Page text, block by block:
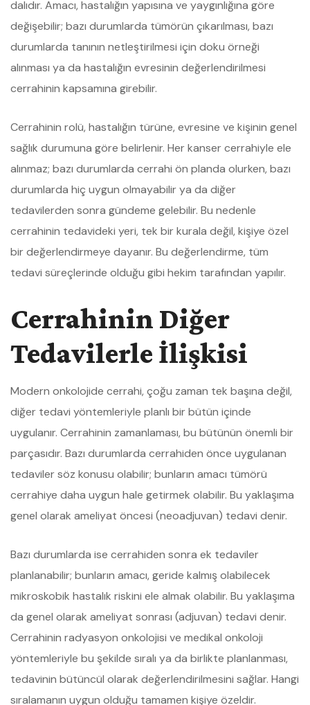
dalıdır. Amacı, hastalığın yapısına ve yaygınlığına göre
değişebilir; bazı durumlarda tümörün çıkarılması, bazı
durumlarda tanının netleştirilmesi için doku örneği
alınması ya da hastalığın evresinin değerlendirilmesi
cerrahinin kapsamına girebilir.
Cerrahinin rolü, hastalığın türüne, evresine ve kişinin genel
sağlık durumuna göre belirlenir. Her kanser cerrahiyle ele
alınmaz; bazı durumlarda cerrahi ön planda olurken, bazı
durumlarda hiç uygun olmayabilir ya da diğer
tedavilerden sonra gündeme gelebilir. Bu nedenle
cerrahinin tedavideki yeri, tek bir kurala değil, kişiye özel
bir değerlendirmeye dayanır. Bu değerlendirme, tüm
tedavi süreçlerinde olduğu gibi hekim tarafından yapılır.
Cerrahinin Diğer
Tedavilerle İlişkisi
Modern onkolojide cerrahi, çoğu zaman tek başına değil,
diğer tedavi yöntemleriyle planlı bir bütün içinde
uygulanır. Cerrahinin zamanlaması, bu bütünün önemli bir
parçasıdır. Bazı durumlarda cerrahiden önce uygulanan
tedaviler söz konusu olabilir; bunların amacı tümörü
cerrahiye daha uygun hale getirmek olabilir. Bu yaklaşıma
genel olarak ameliyat öncesi (neoadjuvan) tedavi denir.
Bazı durumlarda ise cerrahiden sonra ek tedaviler
planlanabilir; bunların amacı, geride kalmış olabilecek
mikroskobik hastalık riskini ele almak olabilir. Bu yaklaşıma
da genel olarak ameliyat sonrası (adjuvan) tedavi denir.
Cerrahinin radyasyon onkolojisi ve medikal onkoloji
yöntemleriyle bu şekilde sıralı ya da birlikte planlanması,
tedavinin bütüncül olarak değerlendirilmesini sağlar. Hangi
sıralamanın uygun olduğu tamamen kişiye özeldir.